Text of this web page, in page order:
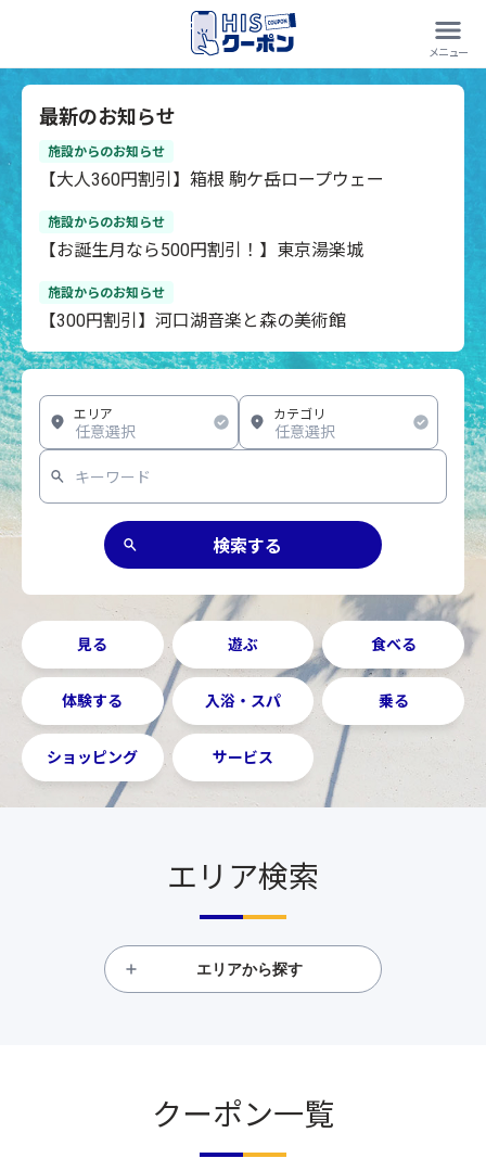
最新のお知らせ
施設からのお知らせ
【大人360円割引】箱根 駒ケ岳ロープウェー
施設からのお知らせ
【お誕生月なら500円割引！】東京湯楽城
施設からのお知らせ
【300円割引】河口湖音楽と森の美術館
見る 遊ぶ 食べる
体験する 入浴・スパ 乗る
ショッピング サービス
エリア検索
エリアから探す
クーポン一覧